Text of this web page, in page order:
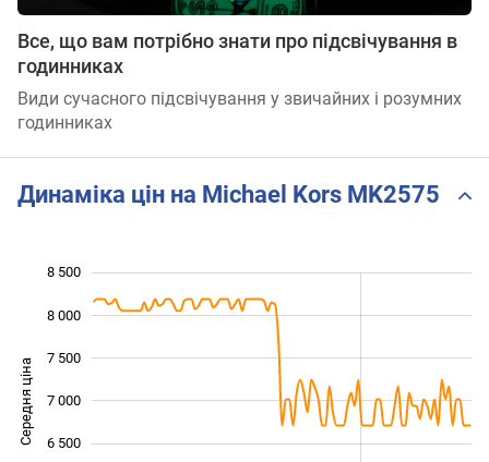
Все, що вам потрібно знати про підсвічування в
годинниках
Види сучасного підсвічування у звичайних і розумних
годинниках
Динаміка цін на Michael Kors MK2575
Середня ціна 5 500
6 500
7 000
7 500
8 000
8 500